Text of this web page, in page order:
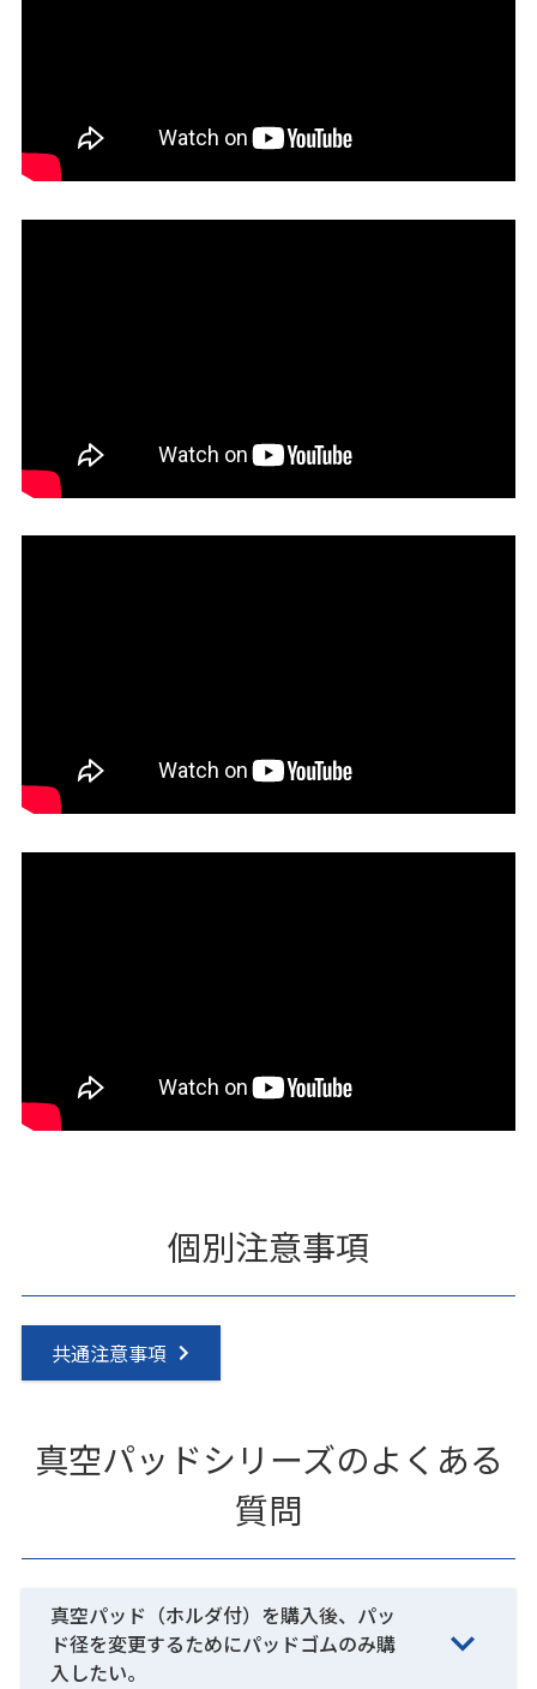
個別注意事項
共通注意事項
真空パッドシリーズのよくある
質問
真空パッド（ホルダ付）を購入後、パッ
ド径を変更するためにパッドゴムのみ購
入したい。